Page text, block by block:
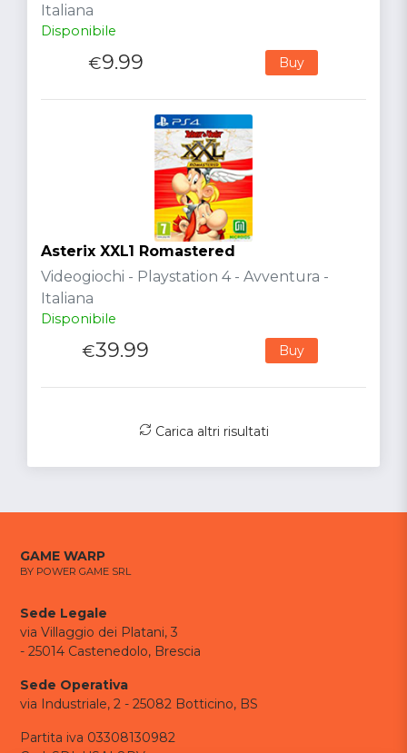
Italiana
Disponibile
€9.99 Buy
Asterix XXL1 Romastered
Videogiochi - Playstation 4 - Avventura -
Italiana
Disponibile
€39.99 Buy
Carica altri risultati
GAME WARP
BY POWER GAME SRL
Sede Legale
via Villaggio dei Platani, 3
- 25014 Castenedolo, Brescia
Sede Operativa
via Industriale, 2 - 25082 Botticino, BS
Partita iva 03308130982